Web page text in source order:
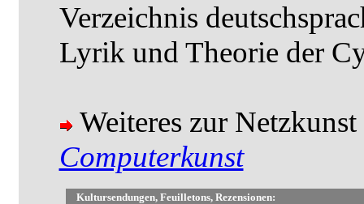
Verzeichnis
Lyrik und Theorie der
Weiteres zur
Computerkunst
Kultursendungen, Feuilletons, Rezensionen: